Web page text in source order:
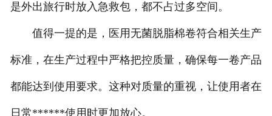
是外出旅行时放入急救包，都不占过多空间。
值得一提的是，医用无菌脱脂棉卷符合相关生产
标准，在生产过程中严格把控质量，确保每一卷产品
都能达到使用要求。这种对质量的重视，让使用者在
日常******使用时更加放心。